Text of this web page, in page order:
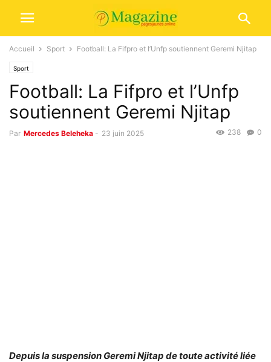
Accueil Sport Football: La Fifpro et l’Unfp soutiennent Geremi Njitap
Sport
Football: La Fifpro et l’Unfp
soutiennent Geremi Njitap
Par Mercedes Beleheka - 23 juin 2025 0
238
Depuis la suspension Geremi Njitap de toute activité liée